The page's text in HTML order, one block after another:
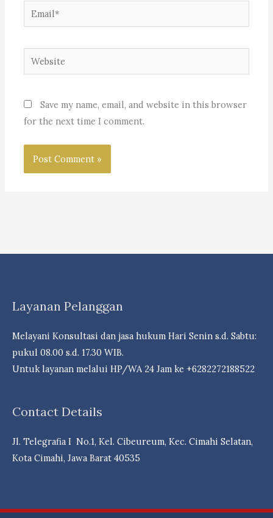
Email*
Website
Save my name, email, and website in this browser
for the next time I comment.
Layanan Pelanggan
Melayani Konsultasi dan jasa hukum Hari Senin s.d. Sabtu:
pukul 08.00 s.d. 17.30 WIB.
Untuk layanan melalui HP/WA 24 Jam ke +6282272188522
Contact Details
Jl. Telegrafia I No.1, Kel. Cibeureum, Kec. Cimahi Selatan,
Kota Cimahi, Jawa Barat 40535